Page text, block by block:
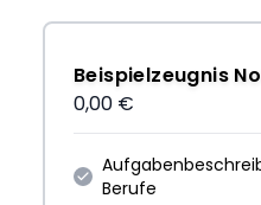
Beispielzeugnis
0,00 €
Berufe